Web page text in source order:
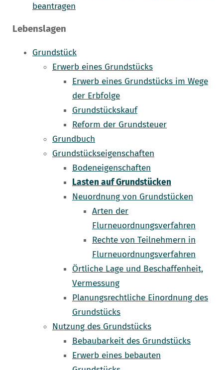
beantragen
Lebenslagen
Grundstück
Erwerb eines Grundstücks
Erwerb eines Grundstücks im Wege
der Erbfolge
Grundstückskauf
Reform der Grundsteuer
Grundbuch
Grundstückseigenschaften
Bodeneigenschaften
Lasten auf Grundstücken
Neuordnung von Grundstücken
Arten der
Flurneuordnungsverfahren
Rechte von Teilnehmern in
Flurneuordnungsverfahren
Örtliche Lage und Beschaffenheit,
Vermessung
Planungsrechtliche Einordnung des
Grundstücks
Nutzung des Grundstücks
Bebaubarkeit des Grundstücks
Erwerb eines bebauten